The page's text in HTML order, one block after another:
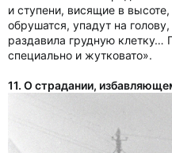
и ступени, висящие в
обрушатся, упадут на
раздавила грудную клетку…
специально и жутковато».
11. О страдании,